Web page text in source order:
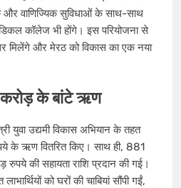
और वाणिज्यिक सुविधाओं के साथ-साथ
कॉलेज भी होंगे। इस परियोजना से
मिलेंगे और मेरठ को विकास का एक नया
करोड़ के बांटे ऋण
युवा उद्यमी विकास अभियान के तहत
के ऋण वितरित किए। साथ ही, 881
रुपये की सहायता राशि प्रदान की गई।
को घरों की चाबियां सौंपी गईं,